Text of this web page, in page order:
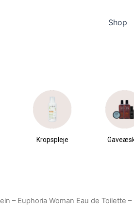
Shop
Kropspleje
– Euphoria Woman Eau de Toilette –